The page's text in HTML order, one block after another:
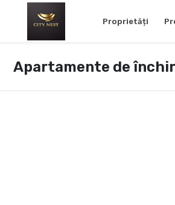
Proprietăți
Apartamente de